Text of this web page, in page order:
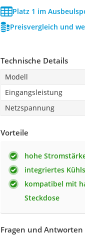
Platz 1 im
Preisvergleich und
Technische Details
Modell
Eingangsleistung
Netzspannung
Vorteile
hohe
integriertes
kompatibel mit
Steckdose
Fragen und Antworten